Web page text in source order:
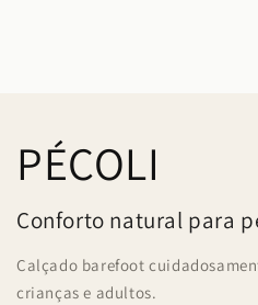
PÉCOLI
Conforto natural para
Calçado barefoot
crianças e adultos.